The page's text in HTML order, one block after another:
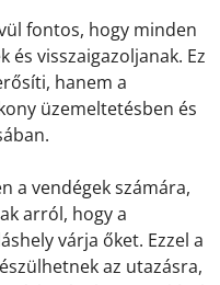
fontos, hogy minden
visszaigazoljanak. Ez
hanem a
üzemeltetésben és
a vendégek számára,
arról, hogy a
várja őket. Ezzel a
az utazásra,